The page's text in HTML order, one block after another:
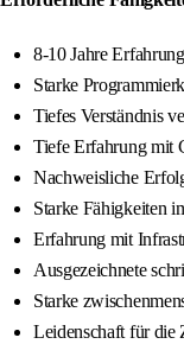
8-10 Jahre
Starke
Tiefes Verständnis
Tiefe Erfahrung mit
Nachweisliche
Starke Fähigkeiten
Erfahrung mit
Ausgezeichnete
Starke
Leidenschaft für die